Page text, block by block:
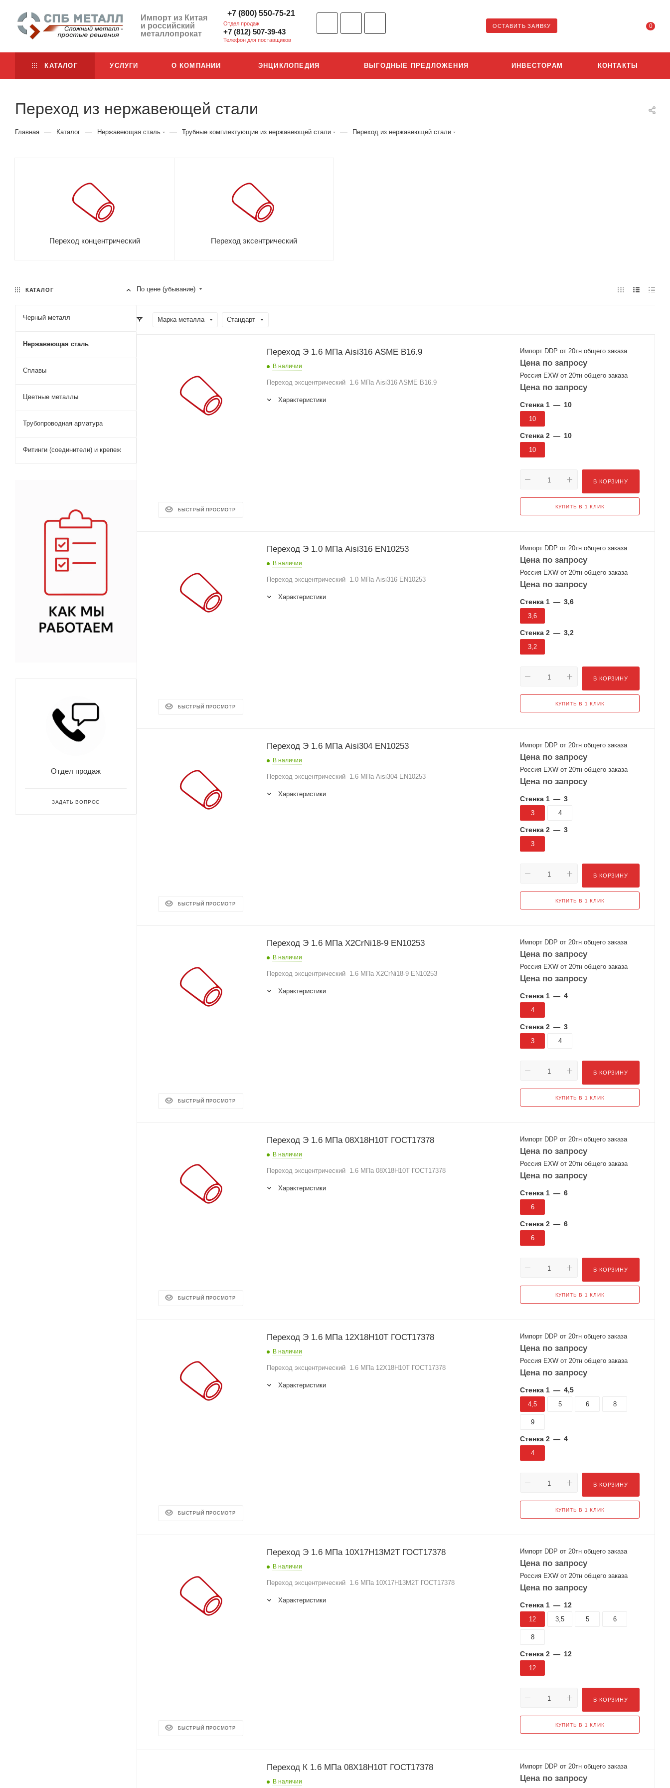
Импорт из Китая
и российский
металлопрокат
+7 (800) 550-75-21
Отдел продаж
+7 (812) 507-39-43
Телефон для поставщиков
ОСТАВИТЬ ЗАЯВКУ 0
КАТАЛОГ УСЛУГИ О КОМПАНИИ ЭНЦИКЛОПЕДИЯ ВЫГОДНЫЕ ПРЕДЛОЖЕНИЯ ИНВЕСТОРАМ КОНТАКТЫ
Переход из нержавеющей стали
Главная — Каталог — Нержавеющая сталь — Трубные комплектующие из нержавеющей стали — Переход из нержавеющей стали
Переход концентрический Переход эксентрический
По цене (убывание)
Марка металла Стандарт
БЫСТРЫЙ ПРОСМОТР
Переход Э 1.6 МПа Aisi316 ASME B16.9
В наличии
Переход эксцентрический 1.6 МПа Aisi316 ASME B16.9
Характеристики
Импорт DDP от 20тн общего заказа
Цена по запросу
Россия EXW от 20тн общего заказа
Цена по запросу
Стенка 1 — 10
10
Стенка 2 — 10
10
В КОРЗИНУ
КУПИТЬ В 1 КЛИК
БЫСТРЫЙ ПРОСМОТР
Переход Э 1.0 МПа Aisi316 EN10253
В наличии
Переход эксцентрический 1.0 МПа Aisi316 EN10253
Характеристики
Импорт DDP от 20тн общего заказа
Цена по запросу
Россия EXW от 20тн общего заказа
Цена по запросу
Стенка 1 — 3,6
3,6
Стенка 2 — 3,2
3,2
В КОРЗИНУ
КУПИТЬ В 1 КЛИК
БЫСТРЫЙ ПРОСМОТР
Переход Э 1.6 МПа Aisi304 EN10253
В наличии
Переход эксцентрический 1.6 МПа Aisi304 EN10253
Характеристики
Импорт DDP от 20тн общего заказа
Цена по запросу
Россия EXW от 20тн общего заказа
Цена по запросу
Стенка 1 — 3
3 4
Стенка 2 — 3
3
В КОРЗИНУ
КУПИТЬ В 1 КЛИК
БЫСТРЫЙ ПРОСМОТР
Переход Э 1.6 МПа X2CrNi18-9 EN10253
В наличии
Переход эксцентрический 1.6 МПа X2CrNi18-9 EN10253
Характеристики
Импорт DDP от 20тн общего заказа
Цена по запросу
Россия EXW от 20тн общего заказа
Цена по запросу
Стенка 1 — 4
4
Стенка 2 — 3
3 4
В КОРЗИНУ
КУПИТЬ В 1 КЛИК
БЫСТРЫЙ ПРОСМОТР
Переход Э 1.6 МПа 08Х18Н10Т ГОСТ17378
В наличии
Переход эксцентрический 1.6 МПа 08Х18Н10Т ГОСТ17378
Характеристики
Импорт DDP от 20тн общего заказа
Цена по запросу
Россия EXW от 20тн общего заказа
Цена по запросу
Стенка 1 — 6
6
Стенка 2 — 6
6
В КОРЗИНУ
КУПИТЬ В 1 КЛИК
БЫСТРЫЙ ПРОСМОТР
Переход Э 1.6 МПа 12Х18Н10Т ГОСТ17378
В наличии
Переход эксцентрический 1.6 МПа 12Х18Н10Т ГОСТ17378
Характеристики
Импорт DDP от 20тн общего заказа
Цена по запросу
Россия EXW от 20тн общего заказа
Цена по запросу
Стенка 1 — 4,5
4,5 5 6 8
9
Стенка 2 — 4
4
В КОРЗИНУ
КУПИТЬ В 1 КЛИК
БЫСТРЫЙ ПРОСМОТР
Переход Э 1.6 МПа 10Х17Н13М2Т ГОСТ17378
В наличии
Переход эксцентрический 1.6 МПа 10Х17Н13М2Т ГОСТ17378
Характеристики
Импорт DDP от 20тн общего заказа
Цена по запросу
Россия EXW от 20тн общего заказа
Цена по запросу
Стенка 1 — 12
12 3,5 5 6
8
Стенка 2 — 12
12
В КОРЗИНУ
КУПИТЬ В 1 КЛИК
Переход К 1.6 МПа 08Х18Н10Т ГОСТ17378
В наличии
Импорт DDP от 20тн общего заказа
Цена по запросу
КАТАЛОГ
Черный металл
Нержавеющая сталь
Сплавы
Цветные металлы
Трубопроводная арматура
Фитинги (соединители) и крепеж
Отдел продаж
ЗАДАТЬ ВОПРОС